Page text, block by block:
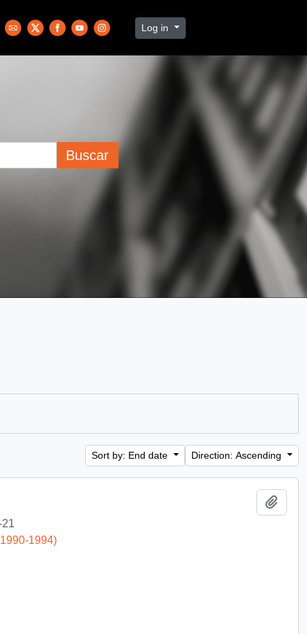
Log in
Buscar
Sort by: End date Direction: Ascending
1994)